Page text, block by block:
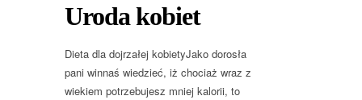
Uroda kobiet
Dieta dla dojrzałej kobietyJako dorosła
pani winnaś wiedzieć, iż chociaż wraz z
wiekiem potrzebujesz mniej kalorii, to